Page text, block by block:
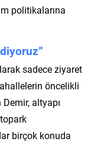
politikalarına
sadece ziyaret
öncelikli
Demir, altyapı
birçok konuda